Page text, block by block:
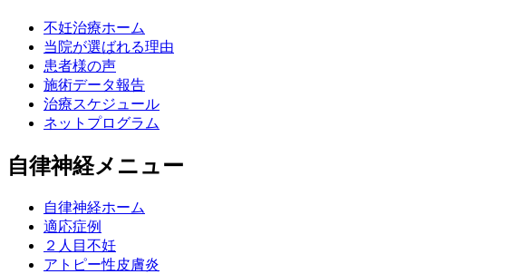
不妊治療ホーム
当院が選ばれる理由
患者様の声
施術データ報告
治療スケジュール
ネットプログラム
自律神経メニュー
自律神経ホーム
適応症例
２人目不妊
アトピー性皮膚炎